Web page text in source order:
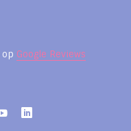
op Google Reviews